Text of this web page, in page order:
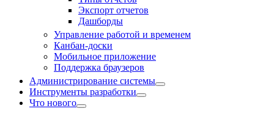
Экспорт отчетов
Дашборды
Управление работой и временем
Канбан-доски
Мобильное приложение
Поддержка браузеров
Администрирование системы
Инструменты разработки
Что нового